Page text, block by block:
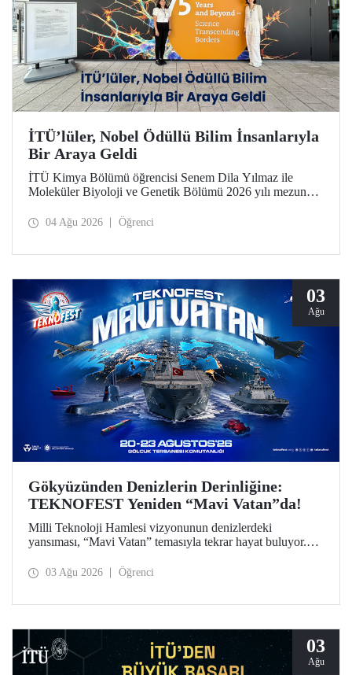
İTÜ’lüler, Nobel Ödüllü Bilim İnsanlarıyla
Bir Araya Geldi
İTÜ Kimya Bölümü öğrencisi Senem Dila Yılmaz ile
Moleküler Biyoloji ve Genetik Bölümü 2026 yılı mezunu
Etkinliklere Katılım Desteği kapsamında 75’inci Lindau
04 Ağu 2026 Öğrenci
03
Ağu
Gökyüzünden Denizlerin Derinliğine:
TEKNOFEST Yeniden “Mavi Vatan”da!
Milli Teknoloji Hamlesi vizyonunun denizlerdeki
yansıması, “Mavi Vatan” temasıyla tekrar hayat buluyor.
tarihlerinde Gölcük Tersanesi Komutanlığı’nda
03 Ağu 2026 Öğrenci
03
Ağu